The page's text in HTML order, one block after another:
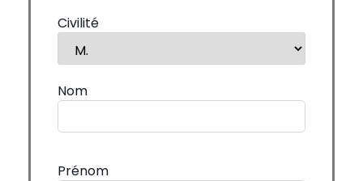
Civilité
Nom
Prénom